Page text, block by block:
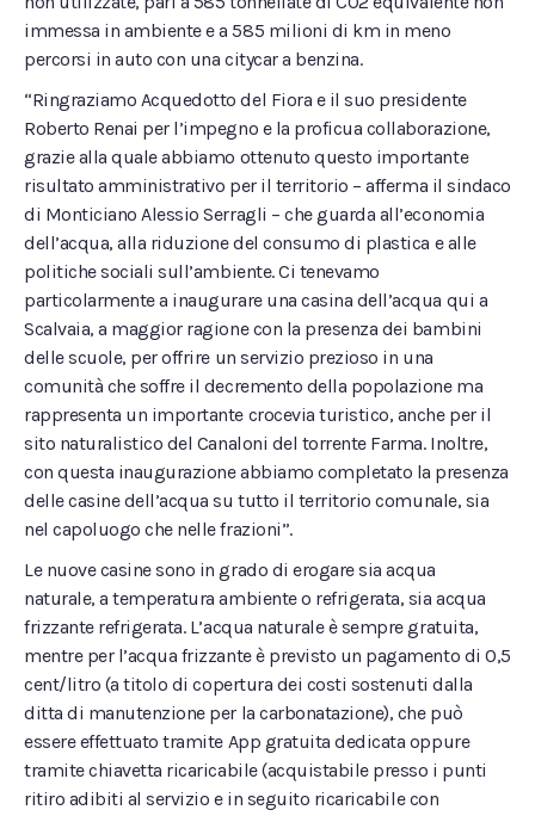
immessa in ambiente e a 585 milioni di km in meno
percorsi in auto con una citycar a benzina.
“Ringraziamo Acquedotto del Fiora e il suo presidente
Roberto Renai per l’impegno e la proficua collaborazione,
grazie alla quale abbiamo ottenuto questo importante
risultato amministrativo per il territorio – afferma il sindaco
di Monticiano Alessio Serragli – che guarda all’economia
dell’acqua, alla riduzione del consumo di plastica e alle
politiche sociali sull’ambiente. Ci tenevamo
particolarmente a inaugurare una casina dell’acqua qui a
Scalvaia, a maggior ragione con la presenza dei bambini
delle scuole, per offrire un servizio prezioso in una
comunità che soffre il decremento della popolazione ma
rappresenta un importante crocevia turistico, anche per il
sito naturalistico del Canaloni del torrente Farma. Inoltre,
con questa inaugurazione abbiamo completato la presenza
delle casine dell’acqua su tutto il territorio comunale, sia
nel capoluogo che nelle frazioni”.
Le nuove casine sono in grado di erogare sia acqua
naturale, a temperatura ambiente o refrigerata, sia acqua
frizzante refrigerata. L’acqua naturale è sempre gratuita,
mentre per l’acqua frizzante è previsto un pagamento di 0,5
cent/litro (a titolo di copertura dei costi sostenuti dalla
ditta di manutenzione per la carbonatazione), che può
essere effettuato tramite App gratuita dedicata oppure
tramite chiavetta ricaricabile (acquistabile presso i punti
ritiro adibiti al servizio e in seguito ricaricabile con